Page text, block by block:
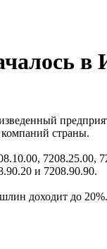
в
страны.
7208.25.00,
и 7208.90.90.
доходит до 20%.